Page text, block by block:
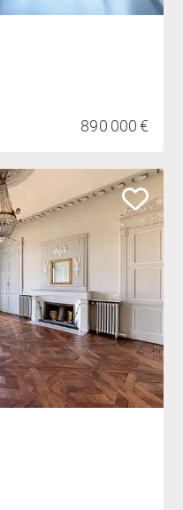
890 000 €